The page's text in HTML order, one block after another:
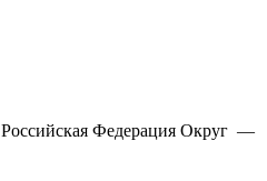
Российская Федерация Округ —